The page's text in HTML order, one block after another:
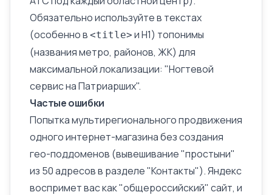
Обязательно используйте в текстах
(особенно в <title> и H1) топонимы
(названия метро, районов, ЖК) для
максимальной локализации: "Ногтевой
сервис на Патриарших".
Частые ошибки
Попытка мультирегионального продвижения
одного интернет-магазина без создания
гео-поддоменов (вывешивание "простыни"
из 50 адресов в разделе "Контакты"). Яндекс
воспримет вас как "общероссийский" сайт, и